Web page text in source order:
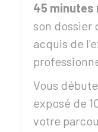
45 minutes
son dossier
acquis de
Vous
exposé de
votre